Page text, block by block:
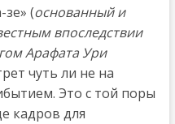
(основанный и
впоследствии
Арафата Ури
чуть ли не на
Это с той поры
кадров для